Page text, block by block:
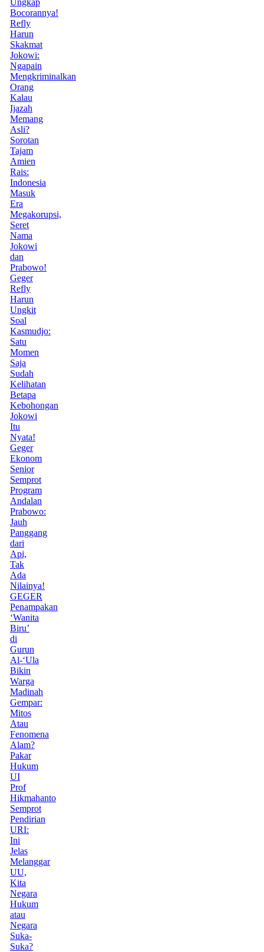
Bocorannya!
Refly
Harun
Skakmat
Jokowi:
Ngapain
Mengkriminalkan
Orang
Kalau
Ijazah
Memang
Asli?
Sorotan
Tajam
Amien
Rais:
Indonesia
Masuk
Era
Megakorupsi,
Seret
Nama
Jokowi
dan
Prabowo!
Geger
Refly
Harun
Ungkit
Soal
Kasmudjo:
Satu
Momen
Saja
Sudah
Kelihatan
Betapa
Kebohongan
Jokowi
Itu
Nyata!
Geger
Ekonom
Senior
Semprot
Program
Andalan
Prabowo:
Jauh
Panggang
dari
Api,
Tak
Ada
Nilainya!
GEGER
Penampakan
‘Wanita
Biru’
di
Gurun
Al-‘Ula
Bikin
Warga
Madinah
Gempar:
Mitos
Atau
Fenomena
Alam?
Pakar
Hukum
UI
Prof
Hikmahanto
Semprot
Pendirian
URI:
Ini
Jelas
Melanggar
UU,
Kita
Negara
Hukum
atau
Negara
Suka-
Suka?